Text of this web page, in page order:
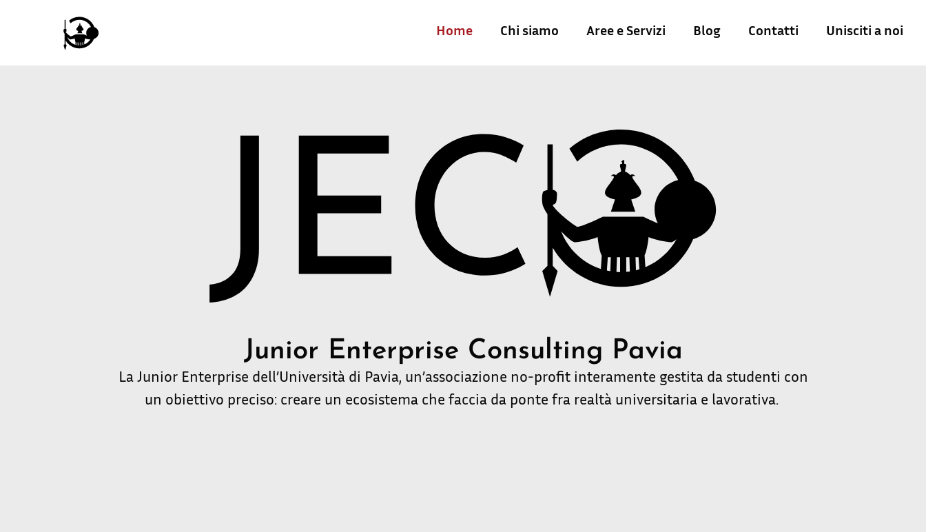
Home Chi siamo Aree e Servizi Blog Contatti Unisciti a noi
Junior Enterprise Consulting Pavia
La Junior Enterprise dell’Università di Pavia, un’associazione no-profit interamente gestita da studenti con
un obiettivo preciso: creare un ecosistema che faccia da ponte fra realtà universitaria e lavorativa.